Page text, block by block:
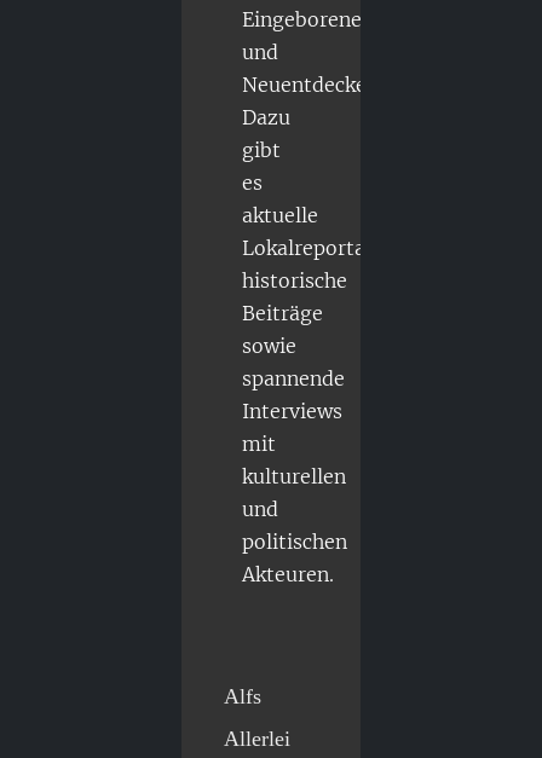
Eingeborene
und
Neuentdecker.
Dazu
gibt
es
aktuelle
Lokalreportagen,
historische
Beiträge
sowie
spannende
Interviews
mit
kulturellen
und
politischen
Akteuren.
Alfs
Allerlei